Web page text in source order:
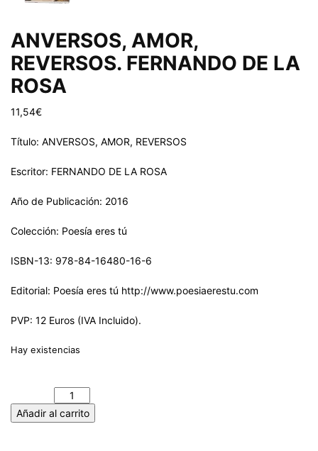
ANVERSOS, AMOR,
REVERSOS. FERNANDO DE LA
ROSA
11,54€
Título: ANVERSOS, AMOR, REVERSOS
Escritor: FERNANDO DE LA ROSA
Año de Publicación: 2016
Colección: Poesía eres tú
ISBN-13: 978-84-16480-16-6
Editorial: Poesía eres tú http://www.poesiaerestu.com
PVP: 12 Euros (IVA Incluido).
Hay existencias
Añadir al carrito